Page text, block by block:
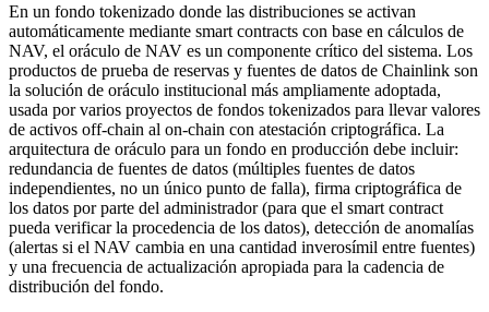
En un fondo tokenizado donde las distribuciones se activan
automáticamente mediante smart contracts con base en cálculos de
NAV, el oráculo de NAV es un componente crítico del sistema. Los
productos de prueba de reservas y fuentes de datos de Chainlink son
la solución de oráculo institucional más ampliamente adoptada,
usada por varios proyectos de fondos tokenizados para llevar valores
de activos off-chain al on-chain con atestación criptográfica. La
arquitectura de oráculo para un fondo en producción debe incluir:
redundancia de fuentes de datos (múltiples fuentes de datos
independientes, no un único punto de falla), firma criptográfica de
los datos por parte del administrador (para que el smart contract
pueda verificar la procedencia de los datos), detección de anomalías
(alertas si el NAV cambia en una cantidad inverosímil entre fuentes)
y una frecuencia de actualización apropiada para la cadencia de
distribución del fondo.